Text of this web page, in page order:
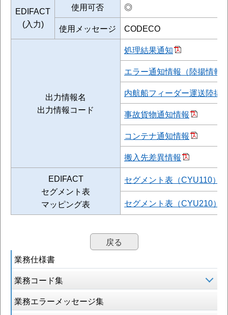
業務仕様書
業務コード集
業務エラーメッセージ集
EDIFACT
(入力)
使用可否
◎
使用メッセージ
CODECO
出力情報名
出力情報コード
処理結果通知
エラー通知情報（陸揚情報
内航船フィーダー運送陸揚
事故貨物通知情報
コンテナ通知情報
搬入先差異情報
EDIFACT
セグメント表
マッピング表
セグメント表（CYU110）
セグメント表（CYU210）
戻る